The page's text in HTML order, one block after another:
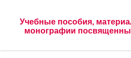
Учебные пособия,
монографии